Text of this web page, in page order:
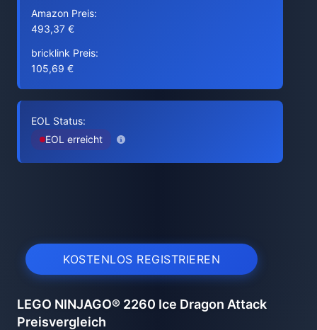
Amazon Preis:
493,37 €
bricklink Preis:
105,69 €
EOL Status:
EOL erreicht
KOSTENLOS REGISTRIEREN
LEGO NINJAGO® 2260 Ice Dragon Attack
Preisvergleich